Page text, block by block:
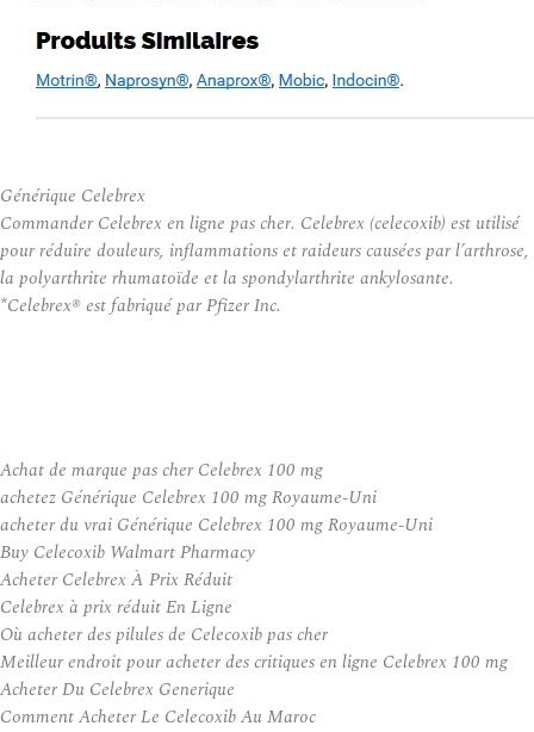
Générique Celebrex
Commander Celebrex en ligne pas cher. Celebrex (celecoxib) est utilisé
pour réduire douleurs, inflammations et raideurs causées par l’arthrose,
la polyarthrite rhumatoïde et la spondylarthrite ankylosante.
*Celebrex® est fabriqué par Pfizer Inc.
Achat de marque pas cher Celebrex 100 mg
achetez Générique Celebrex 100 mg Royaume-Uni
acheter du vrai Générique Celebrex 100 mg Royaume-Uni
Buy Celecoxib Walmart Pharmacy
Acheter Celebrex À Prix Réduit
Celebrex à prix réduit En Ligne
Où acheter des pilules de Celecoxib pas cher
Meilleur endroit pour acheter des critiques en ligne Celebrex 100 mg
Acheter Du Celebrex Generique
Comment Acheter Le Celecoxib Au Maroc